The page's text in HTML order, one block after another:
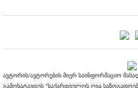
ავტორის/ავტორების მიერ საინფორმაციო
გამოხატავდეს "საქართველოს ღია